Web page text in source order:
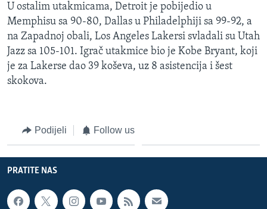
Learning English
PRATITE NAS
U ostalim utakmicama, Detroit je pobijedio u
Memphisu sa 90-80, Dallas u Philadelphiji sa 99-92, a
na Zapadnoj obali, Los Angeles Lakersi svladali su Utah
Jazz sa 105-101. Igrač utakmice bio je Kobe Bryant, koji
je za Lakerse dao 39 koševa, uz 8 asistencija i šest
skokova.
Podijeli Follow us
PRATITE NAS